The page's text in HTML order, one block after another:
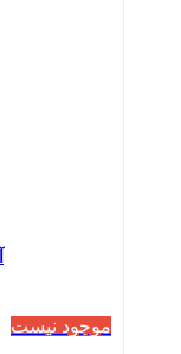
موجود نیست